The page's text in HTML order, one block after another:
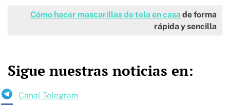
Cómo hacer mascarillas de tela en casa de forma
rápida y sencilla
Sigue nuestras noticias en:
Canal Telegram